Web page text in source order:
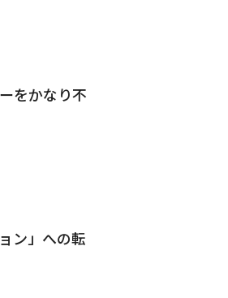
をかなり不
ン」への転